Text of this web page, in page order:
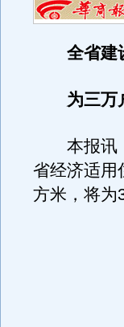
全省建设
为三万
本报讯
省经济适用
方米，将为